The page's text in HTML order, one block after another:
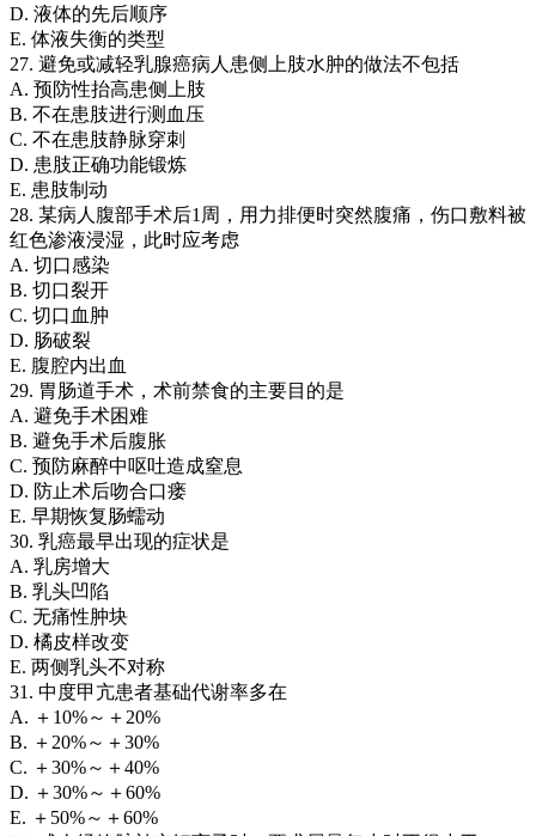
D. 液体的先后顺序
E. 体液失衡的类型
27. 避免或减轻乳腺癌病人患侧上肢水肿的做法不包括
A. 预防性抬高患侧上肢
B. 不在患肢进行测血压
C. 不在患肢静脉穿刺
D. 患肢正确功能锻炼
E. 患肢制动
28. 某病人腹部手术后1周，用力排便时突然腹痛，伤口敷料被
红色渗液浸湿，此时应考虑
A. 切口感染
B. 切口裂开
C. 切口血肿
D. 肠破裂
E. 腹腔内出血
29. 胃肠道手术，术前禁食的主要目的是
A. 避免手术困难
B. 避免手术后腹胀
C. 预防麻醉中呕吐造成窒息
D. 防止术后吻合口瘘
E. 早期恢复肠蠕动
30. 乳癌最早出现的症状是
A. 乳房增大
B. 乳头凹陷
C. 无痛性肿块
D. 橘皮样改变
E. 两侧乳头不对称
31. 中度甲亢患者基础代谢率多在
A. ＋10%～＋20%
B. ＋20%～＋30%
C. ＋30%～＋40%
D. ＋30%～＋60%
E. ＋50%～＋60%